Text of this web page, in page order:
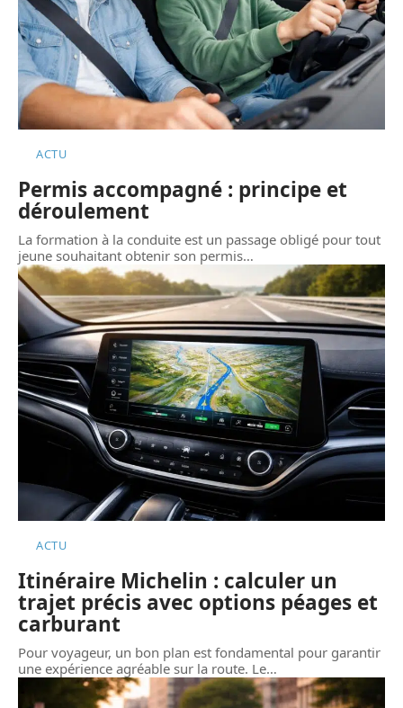
ACTU
Permis accompagné : principe et
déroulement
La formation à la conduite est un passage obligé pour tout
jeune souhaitant obtenir son permis…
ACTU
Itinéraire Michelin : calculer un
trajet précis avec options péages et
carburant
Pour voyageur, un bon plan est fondamental pour garantir
une expérience agréable sur la route. Le…